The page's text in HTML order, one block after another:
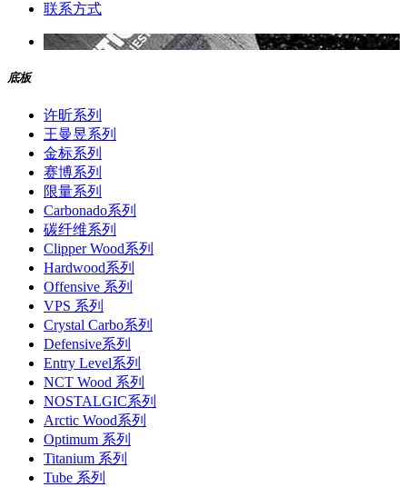
联系方式
底板
许昕系列
王曼昱系列
金标系列
赛博系列
限量系列
Carbonado系列
碳纤维系列
Clipper Wood系列
Hardwood系列
Offensive 系列
VPS 系列
Crystal Carbo系列
Defensive系列
Entry Level系列
NCT Wood 系列
NOSTALGIC系列
Arctic Wood系列
Optimum 系列
Titanium 系列
Tube 系列